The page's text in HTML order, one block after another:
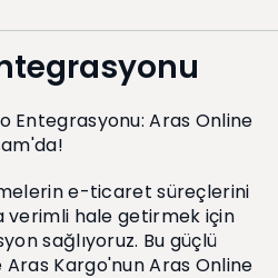
Entegrasyonu: Aras Online
e-ticaret süreçlerini
verimli hale getirmek için
sağlıyoruz. Bu güçlü
Kargo'nun Aras Online